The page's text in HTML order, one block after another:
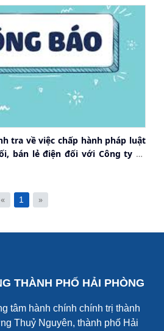
tra về việc chấp hành pháp luật
bán lẻ điện đối với Công ty cổ
« 1 »
THÀNH PHỐ HẢI PHÒNG
tâm hành chính chính trị thành
Thuỷ Nguyên, thành phố Hải